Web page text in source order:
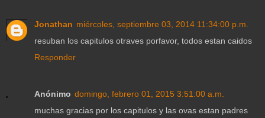
Jonathan miércoles, septiembre 03, 2014 11:34:00 p.m.
resuban los capitulos otraves porfavor, todos estan caidos
Responder
Anónimo domingo, febrero 01, 2015 3:51:00 a.m.
muchas gracias por los capitulos y las ovas estan padres